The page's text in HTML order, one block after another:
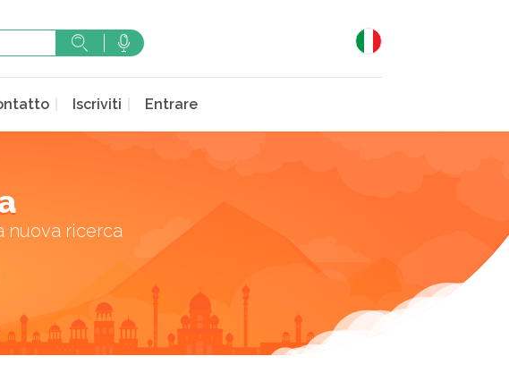
Iscriviti Entrare
nuova ricerca